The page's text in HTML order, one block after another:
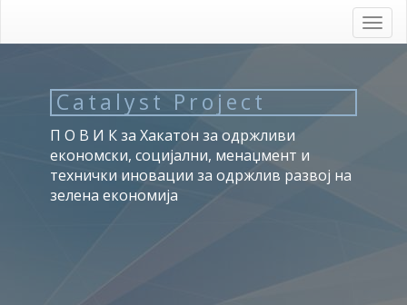
main
Catalyst Project
П О В И К за Хакатон за одржливи
економски, социјални, менаџмент и
технички иновации за одржлив развој на
зелена економија